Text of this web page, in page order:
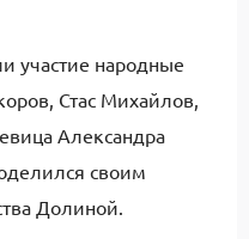
участие народные
Стас Михайлов,
Александра
своим
Долиной.